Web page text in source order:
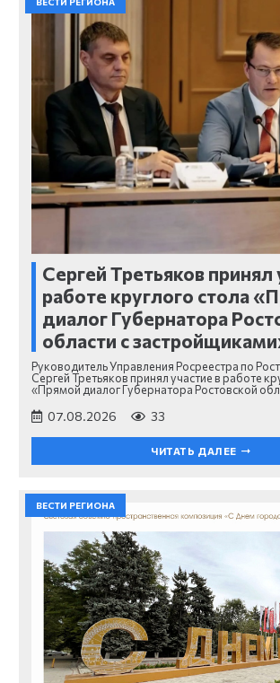
Сергей Третьяков принял
работе круглого стола
диалог Губернатора
области с
Руководитель Управления Росреестра по
Сергей Третьяков принял участие в работе
«Прямой диалог Губернатора Ростовской
07.08.2026 33
ЧИТАТЬ ДАЛЕЕ
ВЕСТИ РЕГИОНА